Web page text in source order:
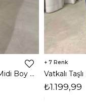
Vatkalı Taşlı Drape Detaylı Midi Boy Kahverengi Jesep Kadın Elbise 26Y282
7
₺1.199,99